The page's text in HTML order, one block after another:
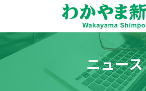
ン
へ
ー
ョ
ニュース